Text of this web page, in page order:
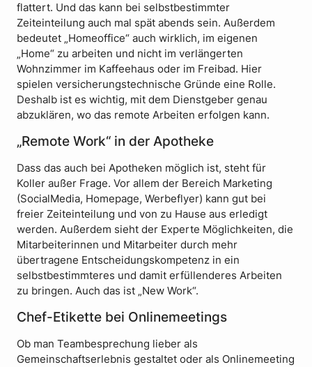
flattert. Und das kann bei selbstbestimmter
Zeiteinteilung auch mal spät abends sein. Außerdem
bedeutet „Homeoffice“ auch wirklich, im eigenen
„Home“ zu arbeiten und nicht im verlängerten
Wohnzimmer im Kaffeehaus oder im Freibad. Hier
spielen versicherungstechnische Gründe eine Rolle.
Deshalb ist es wichtig, mit dem Dienstgeber genau
abzuklären, wo das remote Arbeiten erfolgen kann.
„Remote Work“ in der Apotheke
Dass das auch bei Apotheken möglich ist, steht für
Koller außer Frage. Vor allem der Bereich Marketing
(SocialMedia, Homepage, Werbeflyer) kann gut bei
freier Zeiteinteilung und von zu Hause aus erledigt
werden. Außerdem sieht der Experte Möglichkeiten, die
Mitarbeiterinnen und Mitarbeiter durch mehr
übertragene Entscheidungskompetenz in ein
selbstbestimmteres und damit erfüllenderes Arbeiten
zu bringen. Auch das ist „New Work“.
Chef-Etikette bei Onlinemeetings
Ob man Teambesprechung lieber als
Gemeinschaftserlebnis gestaltet oder als Onlinemeeting